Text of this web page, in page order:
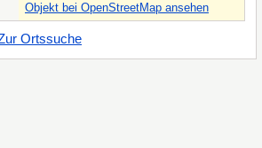
Objekt bei OpenStreetMap ansehen
Ortssuche